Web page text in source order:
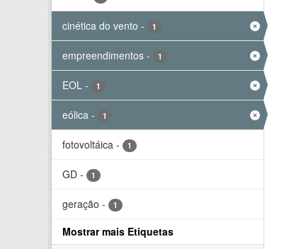
cinética do vento - 1
empreendimentos - 1
EOL - 1
eólica - 1
fotovoltáica - 1
GD - 1
geração - 1
Mostrar mais Etiquetas